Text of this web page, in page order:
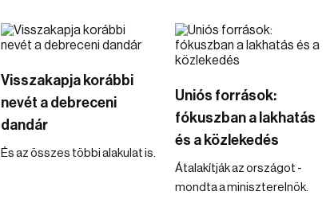
Visszakapja korábbi
nevét a debreceni
dandár
És az összes többi alakulat is.
Uniós források:
fókuszban a lakhatás
és a közlekedés
Átalakítják az országot -
mondta a miniszterelnök.